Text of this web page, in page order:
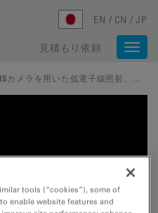
EN CN JP
見積もり依頼
メラを用いた低電子線照射、高速その場TEM観察
tools (“cookies”), some of
enable website features and